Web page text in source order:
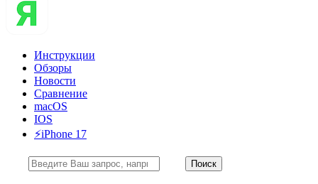
Инструкции
Обзоры
Новости
Сравнение
macOS
IOS
⚡️iPhone 17